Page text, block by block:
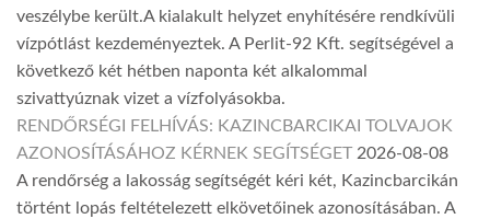
veszélybe került.A kialakult helyzet enyhítésére rendkívüli
vízpótlást kezdeményeztek. A Perlit-92 Kft. segítségével a
következő két hétben naponta két alkalommal
szivattyúznak vizet a vízfolyásokba.
RENDŐRSÉGI FELHÍVÁS: KAZINCBARCIKAI TOLVAJOK
AZONOSÍTÁSÁHOZ KÉRNEK SEGÍTSÉGET 2026-08-08
A rendőrség a lakosság segítségét kéri két, Kazincbarcikán
történt lopás feltételezett elkövetőinek azonosításában. A